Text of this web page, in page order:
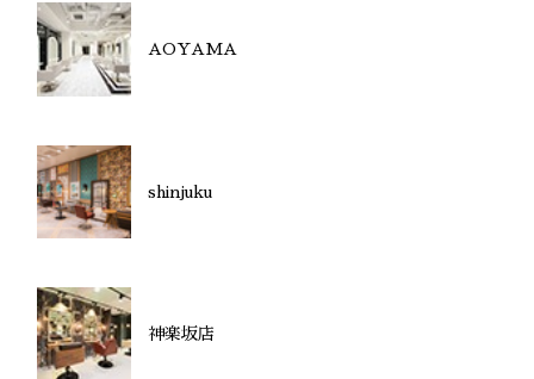
AOYAMA
shinjuku
神楽坂店